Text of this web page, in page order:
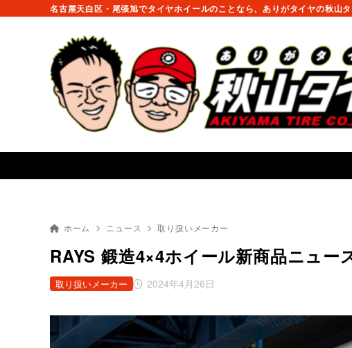
名古屋天白区・尾張旭でタイヤホイールのことなら、ありがタイヤの秋山
ホーム ニュース 取り扱いメーカー
RAYS 鍛造4×4ホイール新商品ニュー
2024年4月26日
取り扱いメーカー